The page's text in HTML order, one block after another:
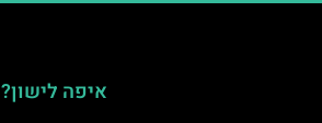
איפה לישון?